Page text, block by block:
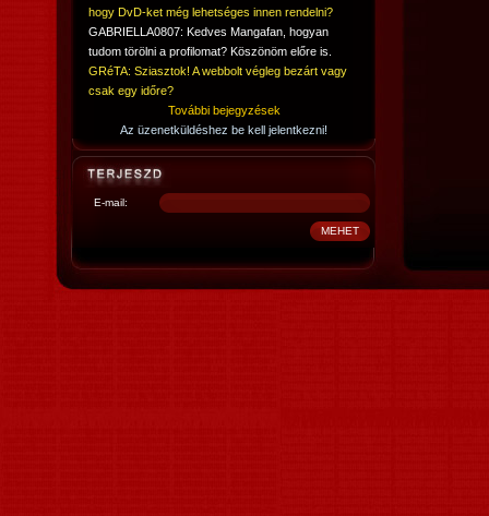
hogy DvD-ket még lehetséges innen rendelni?
GABRIELLA0807: Kedves Mangafan, hogyan
tudom törölni a profilomat? Köszönöm előre is.
GRéTA: Sziasztok! A webbolt végleg bezárt vagy
csak egy időre?
További bejegyzések
Az üzenetküldéshez be kell jelentkezni!
E-mail: